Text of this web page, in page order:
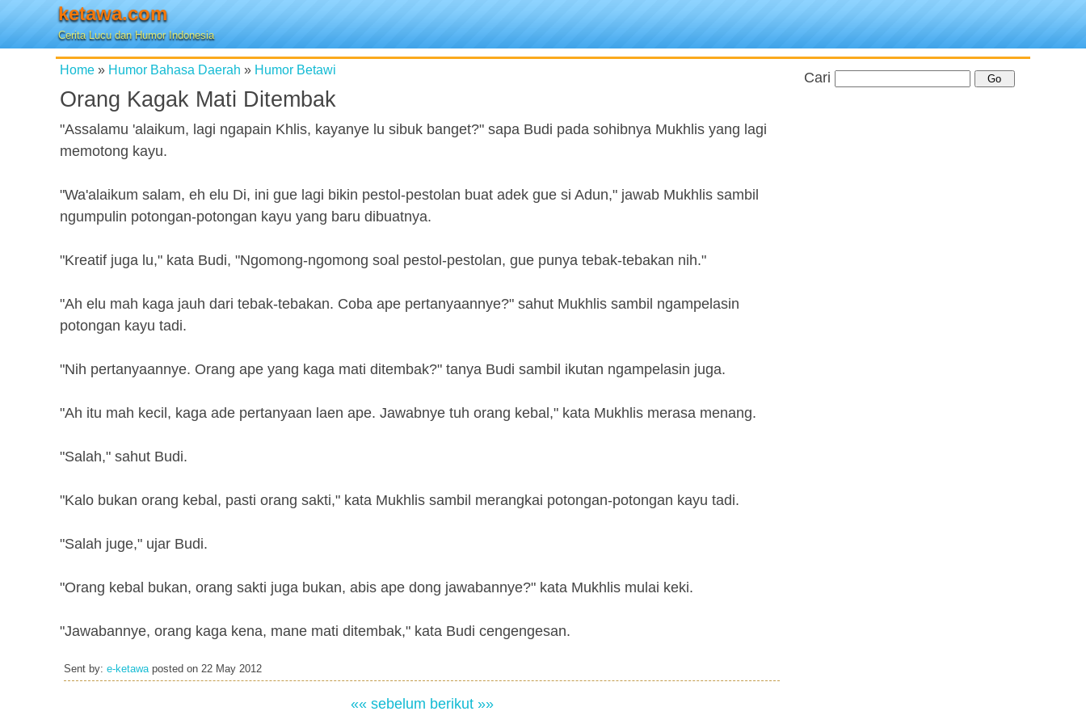
ketawa.com
Cerita Lucu dan Humor Indonesia
Home » Humor Bahasa Daerah » Humor Betawi
Orang Kagak Mati Ditembak
"Assalamu 'alaikum, lagi ngapain Khlis, kayanye lu sibuk banget?" sapa Budi pada sohibnya Mukhlis yang lagi
memotong kayu.
"Wa'alaikum salam, eh elu Di, ini gue lagi bikin pestol-pestolan buat adek gue si Adun," jawab Mukhlis sambil
ngumpulin potongan-potongan kayu yang baru dibuatnya.
"Kreatif juga lu," kata Budi, "Ngomong-ngomong soal pestol-pestolan, gue punya tebak-tebakan nih."
"Ah elu mah kaga jauh dari tebak-tebakan. Coba ape pertanyaannye?" sahut Mukhlis sambil ngampelasin
potongan kayu tadi.
"Nih pertanyaannye. Orang ape yang kaga mati ditembak?" tanya Budi sambil ikutan ngampelasin juga.
"Ah itu mah kecil, kaga ade pertanyaan laen ape. Jawabnye tuh orang kebal," kata Mukhlis merasa menang.
"Salah," sahut Budi.
"Kalo bukan orang kebal, pasti orang sakti," kata Mukhlis sambil merangkai potongan-potongan kayu tadi.
"Salah juge," ujar Budi.
"Orang kebal bukan, orang sakti juga bukan, abis ape dong jawabannye?" kata Mukhlis mulai keki.
"Jawabannye, orang kaga kena, mane mati ditembak," kata Budi cengengesan.
Sent by: e-ketawaposted on 22 May 2012
«« sebelum berikut »»
Cari